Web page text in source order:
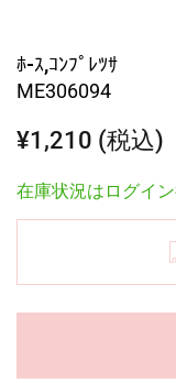
ﾎ-ｽ,ｺﾝﾌﾟﾚﾂｻ
ME306094
¥1,210 (税込)
在庫状況はログイ